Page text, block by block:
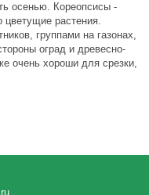
осенью. Кореопсисы -
цветущие растения.
группами на газонах,
оград и древесно-
очень хороши для срезки,